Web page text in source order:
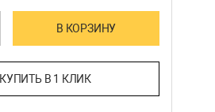
В КОРЗИНУ
КУПИТЬ В 1 КЛИК